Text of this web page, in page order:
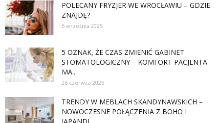
POLECANY FRYZJER WE WROCŁAWIU – GDZIE
ZNAJDĘ?
5 września 2025
5 OZNAK, ŻE CZAS ZMIENIĆ GABINET
STOMATOLOGICZNY – KOMFORT PACJENTA
MA...
26 czerwca 2025
TRENDY W MEBLACH SKANDYNAWSKICH –
NOWOCZESNE POŁĄCZENIA Z BOHO I